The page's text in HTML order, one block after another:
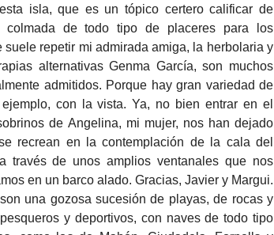
isla, que es un tópico certero calificar de
colmada de todo tipo de placeres para los
suele repetir mi admirada amiga, la herbolaria y
alternativas Genma García, son muchos
admitidos. Porque hay gran variedad de
con la vista. Ya, no bien entrar en el
de Angelina, mi mujer, nos han dejado
recrean en la contemplación de la cala del
través de unos amplios ventanales que nos
en un barco alado. Gracias, Javier y Margui.
una gozosa sucesión de playas, de rocas y
y deportivos, con naves de todo tipo